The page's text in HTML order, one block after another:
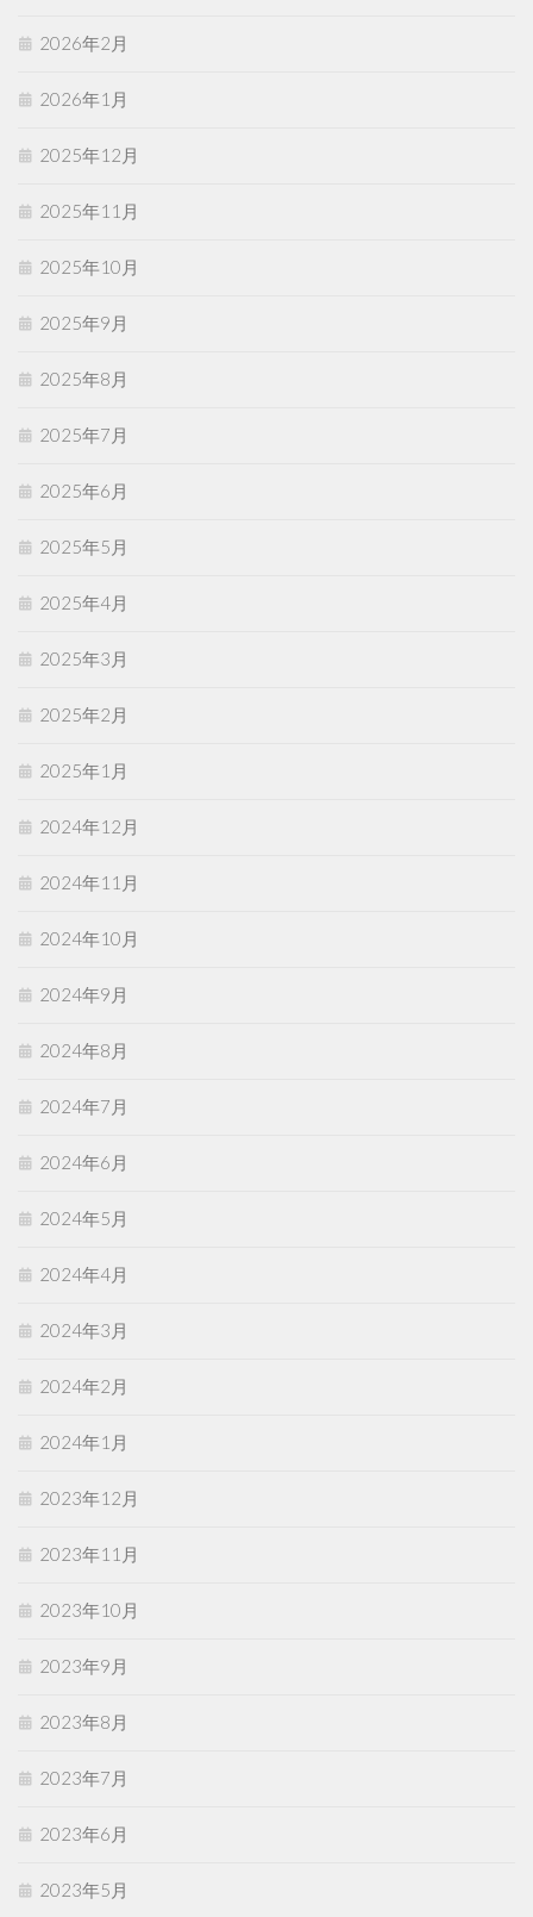
2026年2月
2026年1月
2025年12月
2025年11月
2025年10月
2025年9月
2025年8月
2025年7月
2025年6月
2025年5月
2025年4月
2025年3月
2025年2月
2025年1月
2024年12月
2024年11月
2024年10月
2024年9月
2024年8月
2024年7月
2024年6月
2024年5月
2024年4月
2024年3月
2024年2月
2024年1月
2023年12月
2023年11月
2023年10月
2023年9月
2023年8月
2023年7月
2023年6月
2023年5月